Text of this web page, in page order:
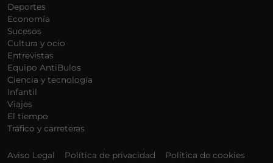
Deportes
Economía
Sucesos
Cultura y ocio
Entrevistas
Equipo AntiBulos
Ciencia y tecnología
Infantil
Viajes
El tiempo
Tráfico y carreteras
Aviso Legal Política de privacidad Política de cookies